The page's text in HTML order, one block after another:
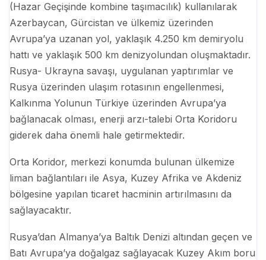
(Hazar Geçişinde kombine taşımacılık) kullanılarak
Azerbaycan, Gürcistan ve ülkemiz üzerinden
Avrupa’ya uzanan yol, yaklaşık 4.250 km demiryolu
hattı ve yaklaşık 500 km denizyolundan oluşmaktadır.
Rusya- Ukrayna savaşı, uygulanan yaptırımlar ve
Rusya üzerinden ulaşım rotasının engellenmesi,
Kalkınma Yolunun Türkiye üzerinden Avrupa’ya
bağlanacak olması, enerji arzı-talebi Orta Koridoru
giderek daha önemli hale getirmektedir.
Orta Koridor, merkezi konumda bulunan ülkemize
liman bağlantıları ile Asya, Kuzey Afrika ve Akdeniz
bölgesine yapılan ticaret hacminin artırılmasını da
sağlayacaktır.
Rusya’dan Almanya’ya Baltık Denizi altından geçen ve
Batı Avrupa’ya doğalgaz sağlayacak Kuzey Akım boru